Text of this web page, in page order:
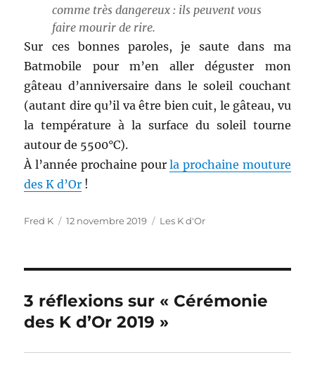
comme très dangereux : ils peuvent vous
faire mourir de rire.
Sur ces bonnes paroles, je saute dans ma
Batmobile pour m’en aller déguster mon
gâteau d’anniversaire dans le soleil couchant
(autant dire qu’il va être bien cuit, le gâteau, vu
la température à la surface du soleil tourne
autour de 5500°C).
À l’année prochaine pourla prochaine mouture
des K d’Or !
Auteur
Fred K
Publié
12 novembre 2019 Catégories
Les K d'Or
3 réflexions sur « Cérémonie
des K d’Or 2019 »